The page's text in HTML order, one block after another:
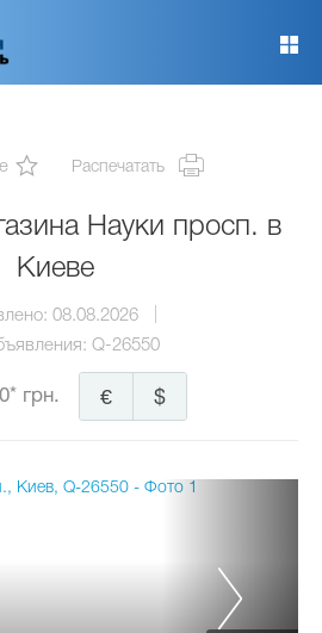
Распечатать
Науки просп. в
Киеве
08.08.2026
Q-26550
грн. $
€